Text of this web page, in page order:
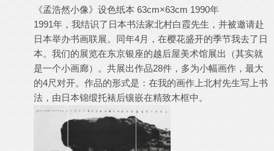
《孟浩然小像》设色纸本 63cm×63cm 1990年
1991年，我结识了日本书法家北村白霞先生，并被邀请赴
日本举办书画联展。同年4月，在樱花盛开的季节我去了日
本。我们的展览在东京银座的越后屋美术馆展出（其实就
是一个小画廊）。共展出作品28件，多为小幅画作，最大
的4尺对开。作品的形式是：在我的画作上北村先生写上书
法，由日本锦缎托裱后镶嵌在精致木框中。